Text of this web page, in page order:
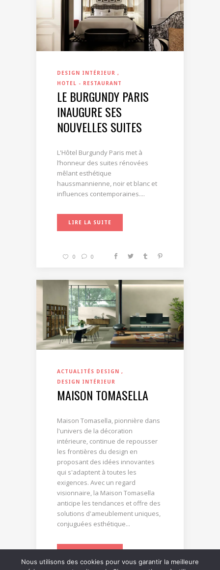
DESIGN INTÉRIEUR
HOTEL - RESTAURANT
LE BURGUNDY PARIS
INAUGURE SES
NOUVELLES SUITES
L'Hôtel Burgundy Paris met à
l’honneur des suites rénovées
mêlant esthétique
haussmannienne, noir et blanc et
influences contemporaines....
LIRE LA SUITE
0 0
ACTUALITÉS DESIGN
DESIGN INTÉRIEUR
MAISON TOMASELLA
Maison Tomasella, pionnière dans
l'univers de la décoration
intérieure, continue de repousser
les frontières du design en
proposant des idées innovantes
qui s'adaptent à toutes les
exigences. Avec un regard
visionnaire, la Maison Tomasella
anticipe les tendances et offre des
solutions d'ameublement uniques,
conjuguées esthétique...
Nous utilisons des cookies pour vous garantir la meilleure